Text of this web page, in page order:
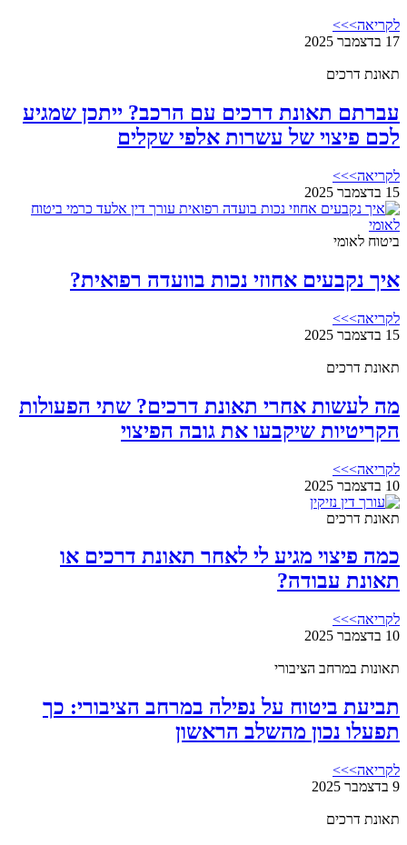
לקריאה>>>
17 בדצמבר 2025
תאונת דרכים
עברתם תאונת דרכים עם הרכב? ייתכן שמגיע
לכם פיצוי של עשרות אלפי שקלים
לקריאה>>>
15 בדצמבר 2025
ביטוח לאומי
איך נקבעים אחוזי נכות בוועדה רפואית?
לקריאה>>>
15 בדצמבר 2025
תאונת דרכים
מה לעשות אחרי תאונת דרכים? שתי הפעולות
הקריטיות שיקבעו את גובה הפיצוי
לקריאה>>>
10 בדצמבר 2025
תאונת דרכים
כמה פיצוי מגיע לי לאחר תאונת דרכים או
תאונת עבודה?
לקריאה>>>
10 בדצמבר 2025
תאונות במרחב הציבורי
תביעת ביטוח על נפילה במרחב הציבורי: כך
תפעלו נכון מהשלב הראשון
לקריאה>>>
9 בדצמבר 2025
תאונת דרכים